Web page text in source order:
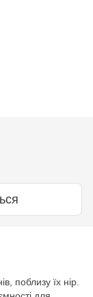
поблизу їх нір.